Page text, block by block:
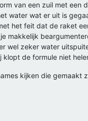
van een zuil met een
water wat er uit is
het feit dat de raket
makkelijk
wel zeker water
de formule niet
kijken die gemaakt